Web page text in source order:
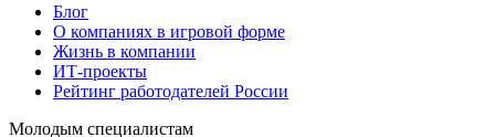
Блог
О компаниях в игровой форме
Жизнь в компании
ИТ-проекты
Рейтинг работодателей России
Молодым специалистам